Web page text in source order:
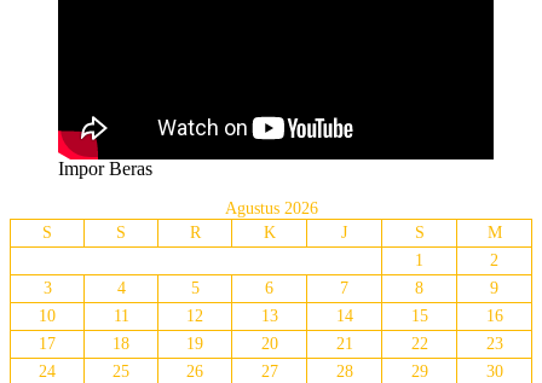
Impor Beras
Agustus 2026
S
S R K J S
M
1
2
3
4 5 6 7 8
9
10
11 12 13 14 15
16
17
18 19 20 21 22
23
24
25 26 27 28 29
30